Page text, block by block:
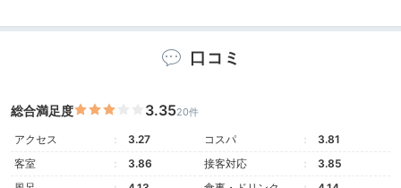
えます。東館には「ツイン」と「和室」が。中庭に面し
ていて、緑の癒しを享受できますよ。
yasashii_baikinman
口コミ
総合満足度 3.3520件
アクセス 3.27 コスパ
3.81
客室
3.86 接客対応
3.85